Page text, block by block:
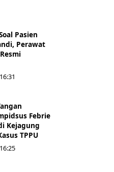
Pasien
Perawat
Febrie
Kejagung
TPPU